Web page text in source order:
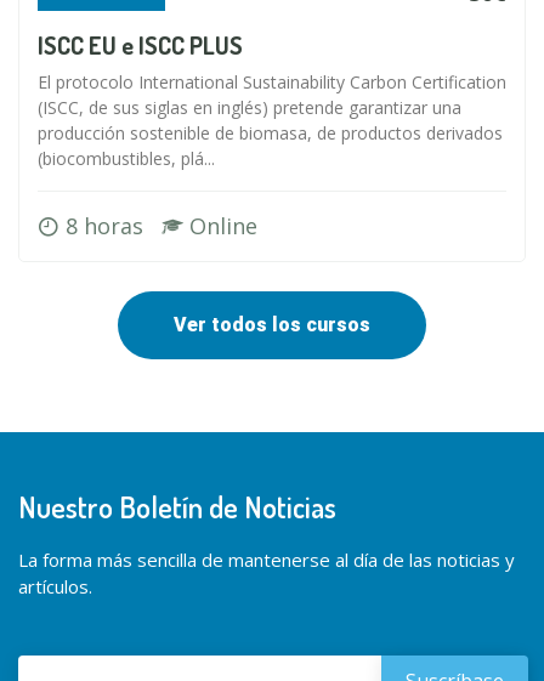
ISCC EU e ISCC PLUS
El protocolo International Sustainability Carbon Certification
(ISCC, de sus siglas en inglés) pretende garantizar una
producción sostenible de biomasa, de productos derivados
(biocombustibles, plá...
8 horas Online
Ver todos los cursos
Nuestro Boletín de Noticias
La forma más sencilla de mantenerse al día de las noticias y
artículos.